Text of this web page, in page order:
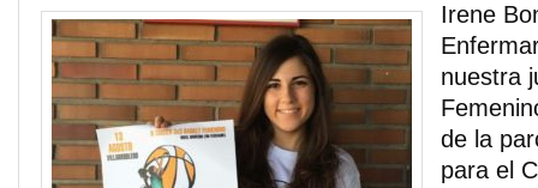
Irene
nuestra
de la
para el